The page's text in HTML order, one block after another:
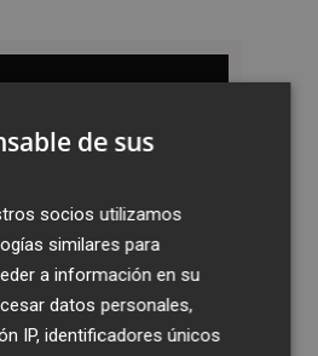
de sus
socios utilizamos
similares para
a información en su
datos personales,
IP, identificadores únicos